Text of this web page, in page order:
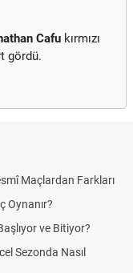
Cafu kırmızı
gördü.
Maçlardan Farkları
Oynanır?
ve Bitiyor?
Sezonda Nasıl